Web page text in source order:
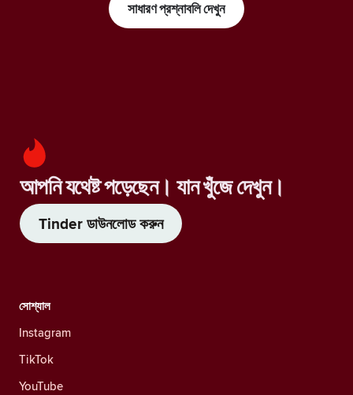
সাধারণ প্রশ্নাবলি দেখুন
আপনি যথেষ্ট পড়েছেন। যান খুঁজে দেখুন।
Tinder ডাউনলোড করুন
সোশ্যাল
Instagram
TikTok
YouTube